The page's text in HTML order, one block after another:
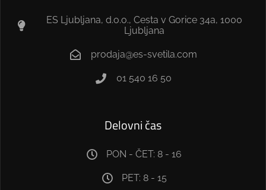
ES Ljubljana, d.o.o., Cesta v Gorice 34a, 1000
Ljubljana
prodaja@es-svetila.com
01 540 16 50
Delovni čas
PON - ČET: 8 - 16
PET: 8 - 15